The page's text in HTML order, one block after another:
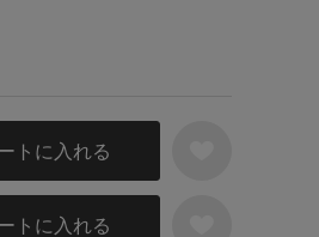
トに入れる
トに入れる